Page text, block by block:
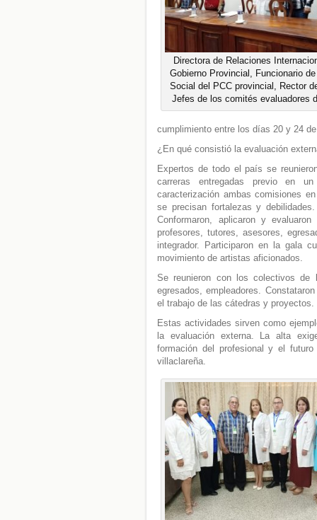
Directora de Relaciones
Gobierno Provincial, Funcionario
Social del PCC provincial, Rector
Jefes de los comités evaluadores
cumplimiento entre los días 20 y 24
¿En qué consistió la evaluación
Expertos de todo el país se
carreras entregadas previo en
caracterización ambas comisiones
se precisan fortalezas y
Conformaron, aplicaron y
profesores, tutores, asesores,
integrador. Participaron en la gala
movimiento de artistas aficionados.
Se reunieron con los colectivos de
egresados, empleadores.
el trabajo de las cátedras y
Estas actividades sirven como
la evaluación externa. La alta
formación del profesional y el
villaclareña.